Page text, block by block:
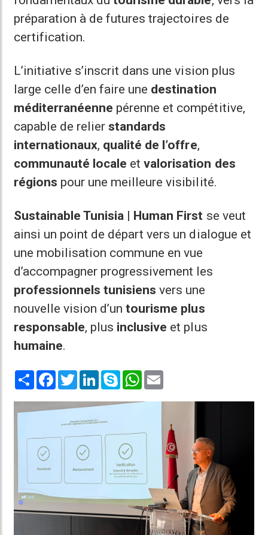
préparation à de futures trajectoires de
certification.
L’initiative s’inscrit dans une vision plus
large celle d’en faire une destination
méditerranéenne pérenne et compétitive,
capable de relierstandards
internationaux, qualité de l’offre,
communauté locale etvalorisation des
régions pour une meilleure visibilité.
Sustainable Tunisia | Human First se veut
ainsi un point de départ vers un dialogue et
une mobilisation commune en vue
d’accompagner progressivement les
professionnels tunisiens vers une
nouvelle vision d’untourisme plus
responsable, plus inclusive et plus
humaine.
Share Facebook
TwitterLinkedInSkype WhatsApp